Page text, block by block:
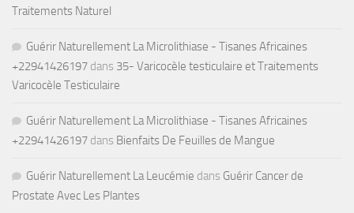
Traitements Naturel
Guérir Naturellement La Microlithiase - Tisanes Africaines
+22941426197 dans 35- Varicocèle testiculaire et Traitements
Varicocèle Testiculaire
Guérir Naturellement La Microlithiase - Tisanes Africaines
+22941426197 dans Bienfaits De Feuilles de Mangue
Guérir Naturellement La Leucémie dans Guérir Cancer de
Prostate Avec Les Plantes